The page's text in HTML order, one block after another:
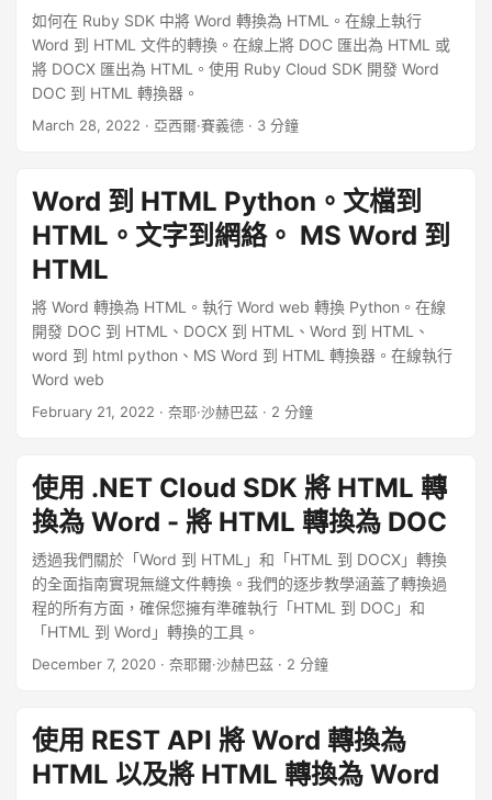
如何在 Ruby SDK 中將 Word 轉換為 HTML。在線上執行
Word 到 HTML 文件的轉換。在線上將 DOC 匯出為 HTML 或
將 DOCX 匯出為 HTML。使用 Ruby Cloud SDK 開發 Word
DOC 到 HTML 轉換器。
March 28, 2022 · 亞西爾·賽義德 · 3 分鐘
Word 到 HTML Python。文檔到
HTML。文字到網絡。 MS Word 到
HTML
將 Word 轉換為 HTML。執行 Word web 轉換 Python。在線
開發 DOC 到 HTML、DOCX 到 HTML、Word 到 HTML、
word 到 html python、MS Word 到 HTML 轉換器。在線執行
Word web
February 21, 2022 · 奈耶·沙赫巴茲 · 2 分鐘
使用 .NET Cloud SDK 將 HTML 轉
換為 Word - 將 HTML 轉換為 DOC
透過我們關於「Word 到 HTML」和「HTML 到 DOCX」轉換
的全面指南實現無縫文件轉換。我們的逐步教學涵蓋了轉換過
程的所有方面，確保您擁有準確執行「HTML 到 DOC」和
「HTML 到 Word」轉換的工具。
December 7, 2020 · 奈耶爾·沙赫巴茲 · 2 分鐘
使用 REST API 將 Word 轉換為
HTML 以及將 HTML 轉換為 Word